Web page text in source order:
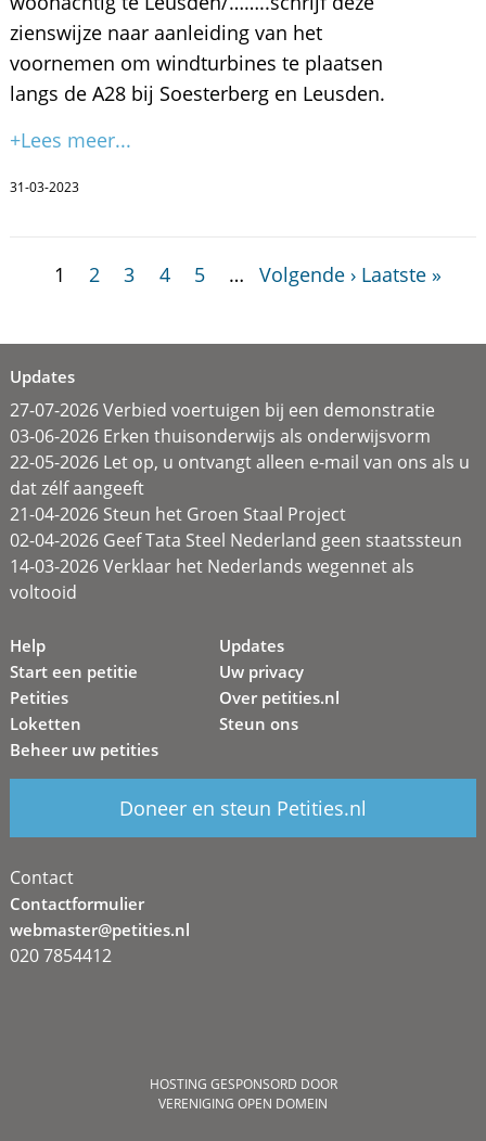
zienswijze naar aanleiding van het
voornemen om windturbines te plaatsen
langs de A28 bij Soesterberg en Leusden.
+Lees meer...
31-03-2023
1 2 3 4 5 … Volgende › Laatste »
Updates
27-07-2026 Verbied voertuigen bij een demonstratie
03-06-2026 Erken thuisonderwijs als onderwijsvorm
22-05-2026 Let op, u ontvangt alleen e-mail van ons als u
dat zélf aangeeft
21-04-2026 Steun het Groen Staal Project
02-04-2026 Geef Tata Steel Nederland geen staatssteun
14-03-2026 Verklaar het Nederlands wegennet als
voltooid
Help
Start een petitie
Petities
Loketten
Beheer uw petities
Updates
Uw privacy
Over petities.nl
Steun ons
Doneer en steun Petities.nl
Contact
Contactformulier
webmaster@petities.nl
020 7854412
HOSTING GESPONSORD DOOR
VERENIGING OPEN DOMEIN